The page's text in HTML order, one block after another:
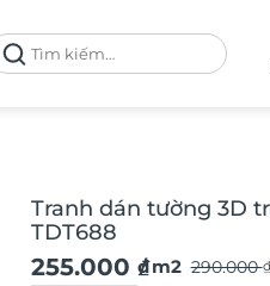
Tranh dán tường 3D
TDT688
290.000₫
Giá
255.000 ₫
Giá
/ m2